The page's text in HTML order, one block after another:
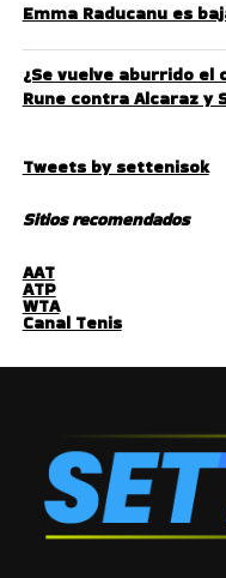
Emma Raducanu es
¿Se vuelve aburrido el
Rune contra Alcaraz y
Tweets by settenisok
Sitios recomendados
AAT
ATP
WTA
Canal Tenis